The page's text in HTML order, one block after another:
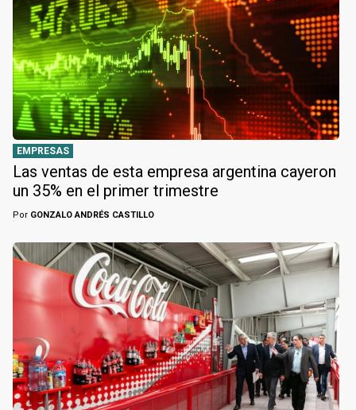
EMPRESAS
Las ventas de esta empresa argentina cayeron
un 35% en el primer trimestre
Por GONZALO ANDRÉS CASTILLO